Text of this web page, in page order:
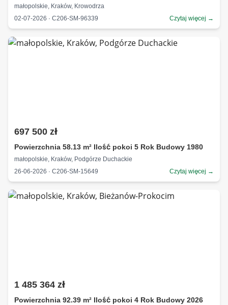
małopolskie, Kraków, Krowodrza
02-07-2026 · C206-SM-96339
Czytaj więcej →
697 500 zł
Powierzchnia 58.13 m² Ilość pokoi 5 Rok Budowy 1980
małopolskie, Kraków, Podgórze Duchackie
26-06-2026 · C206-SM-15649
Czytaj więcej →
1 485 364 zł
Powierzchnia 92.39 m² Ilość pokoi 4 Rok Budowy 2026